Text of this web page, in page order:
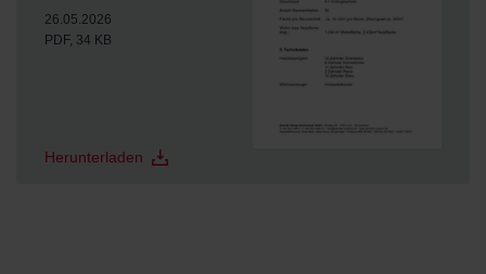
26.05.2026
PDF, 34 KB
Herunterladen